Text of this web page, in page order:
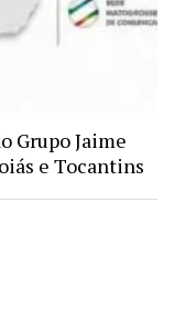
Grupo Jaime
e Tocantins